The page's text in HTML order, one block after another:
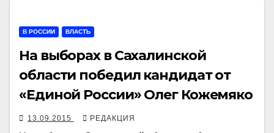
В РОССИИ ВЛАСТЬ
На выборах в Сахалинской
области победил кандидат от
«Единой России» Олег Кожемяко
13.09.2015 РЕДАКЦИЯ